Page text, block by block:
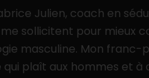
Julien, coach en
sollicitent pour mieux
masculine. Mon franc-
qui plaît aux hommes et